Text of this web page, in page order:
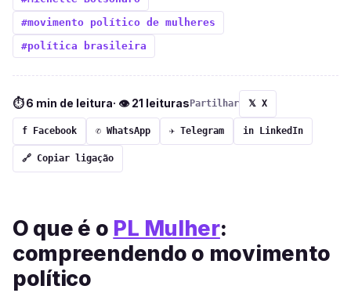
#movimento político de mulheres
#política brasileira
⏱ 6 min de leitura· 👁 21 leiturasPartilhar 𝕏 X
f Facebook ✆ WhatsApp ✈ Telegram in LinkedIn
🔗 Copiar ligação
O que é o PL Mulher:
compreendendo o movimento
político